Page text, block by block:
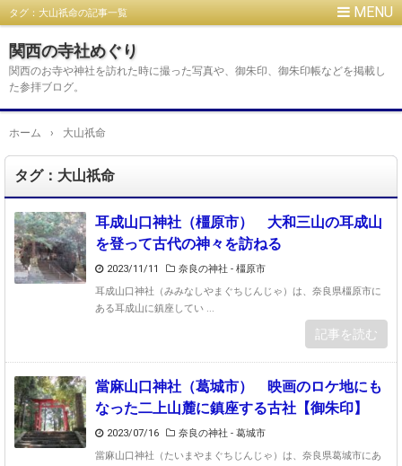
タグ：大山祇命の記事一覧
関西の寺社めぐり
関西のお寺や神社を訪れた時に撮った写真や、御朱印、御朱印帳などを掲載し
た参拝ブログ。
ホーム › 大山祇命
タグ：大山祇命
耳成山口神社（橿原市） 大和三山の耳成山
を登って古代の神々を訪ねる
2023/11/11
奈良の神社 - 橿原市
耳成山口神社（みみなしやまぐちじんじゃ）は、奈良県橿原市に
ある耳成山に鎮座してい ...
記事を読む
當麻山口神社（葛城市） 映画のロケ地にも
なった二上山麓に鎮座する古社【御朱印】
2023/07/16
奈良の神社 - 葛城市
當麻山口神社（たいまやまぐちじんじゃ）は、奈良県葛城市にあ